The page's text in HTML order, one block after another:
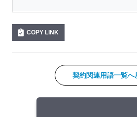
COPY LINK
契約関連用語一覧へ